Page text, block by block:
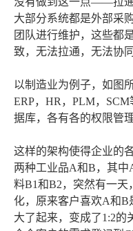
大部分系统都是外部采
团队进行维护，这些都
致，无法拉通，无法协同
以制造业为例子，如图
ERP，HR，PLM，
据库，各有各的权限管理
这样的架构使得企业的
两种工业品A和B，其
料B1和B2，突然有一天
化，原来客户喜欢A和B
大了起来，变成了1:2的